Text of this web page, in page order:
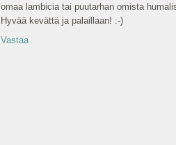
omaa lambicia tai puutarhan omista
Hyvää kevättä ja palaillaan! :-)
Vastaa